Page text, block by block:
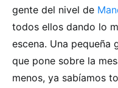
gente del nivel de
todos ellos dando lo
escena. Una pequeña
que pone sobre la
menos, ya sabíamos